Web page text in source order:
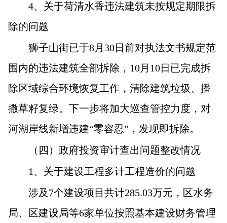
4、关于荷清水香违法建筑未按规定期限拆
除的问题
狮子山街已于8月30日前对执法文书规定范
围内的违法建筑全部拆除，10月10日已完成拆
除区域综合环境恢复工作，清除建筑垃圾、播
撒草籽复绿。下一步将加大巡查管控力度，对
河湖岸线新增违建“零容忍”，发现即拆除。
（四）政府投资审计查出问题整改情况
1 、关于建设工程多计工程造价的问题
涉及7个建设项目共计285.03万元，区水务
局、区建设局等6家单位按照基本建设财务管理